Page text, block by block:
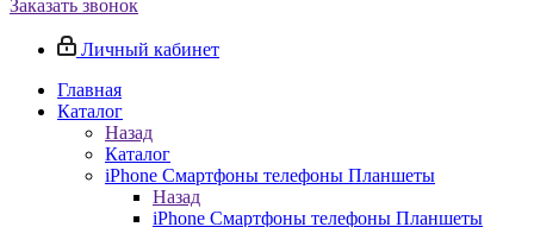
Заказать звонок
Личный кабинет
Главная
Каталог
Назад
Каталог
iPhone Смартфоны телефоны Планшеты
Назад
iPhone Смартфоны телефоны Планшеты